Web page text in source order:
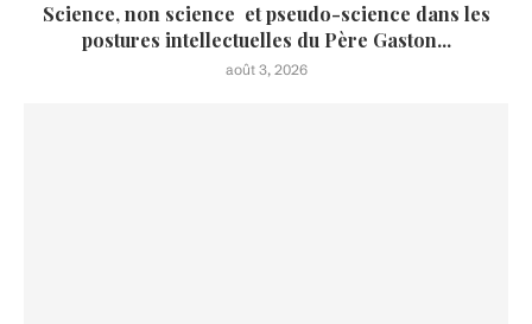
Science, non science et pseudo-science dans les
postures intellectuelles du Père Gaston...
août 3, 2026